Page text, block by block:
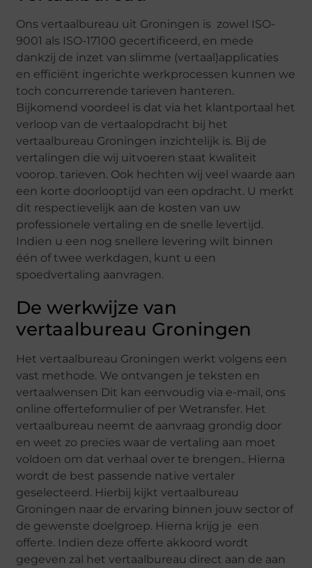
Ons vertaalbureau uit Groningen is zowel ISO-
9001 als ISO-17100 gecertificeerd, en mede
dankzij de inzet van slimme (vertaal)applicaties
en efficiënt ingerichte werkprocessen kunnen we
toch concurrerende tarieven hanteren.
Bijkomend voordeel is dat via het klantportaal het
verloop van de vertaalopdracht bij het
vertaalbureau Groningen inzichtelijk is. Bij de
vertalingen die wij uitvoeren staat kwaliteit
voorop. tarieven. Ook hechten wij veel waarde aan
een korte doorlooptijd van een opdracht. U merkt
dit respectievelijk aan de kosten van uw
professionele vertaling en de snelle levertijd.
Indien u een nog snellere levering wilt binnen
één of twee werkdagen, kunt u een
spoedvertaling aanvragen.
De werkwijze van
vertaalbureau Groningen
Het vertaalbureau Groningen werkt volgens een
vast methode. We ontvangen je teksten en
vertaalwensen Dit kan eenvoudig via e-mail, ons
online offerteformulier of per Wetransfer. Het
vertaalbureau neemt de aanvraag grondig door
en weet zo precies waar de vertaling aan moet
voldoen om dat verhaal over te brengen.. Hierna
wordt de best passende native vertaler
geselecteerd. Hierbij kijkt vertaalbureau
Groningen naar de ervaring binnen jouw sector of
de gewenste doelgroep. Hierna krijg je een
offerte. Indien deze offerte akkoord wordt
gegeven zal het vertaalbureau direct aan de aan